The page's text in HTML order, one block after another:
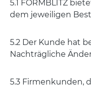
5.1 FORMBLITZ
dem jeweiligen
5.2 Der Kunde hat
Nachträgliche
5.3 Firmenkunden,